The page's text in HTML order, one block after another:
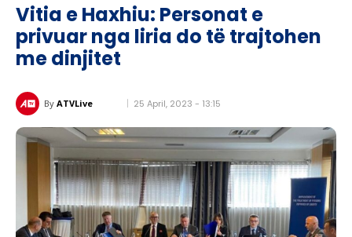
​Vitia e Haxhiu: Personat e
privuar nga liria do të trajtohen
me dinjitet
By ATVLive 25 April, 2023 - 13:15